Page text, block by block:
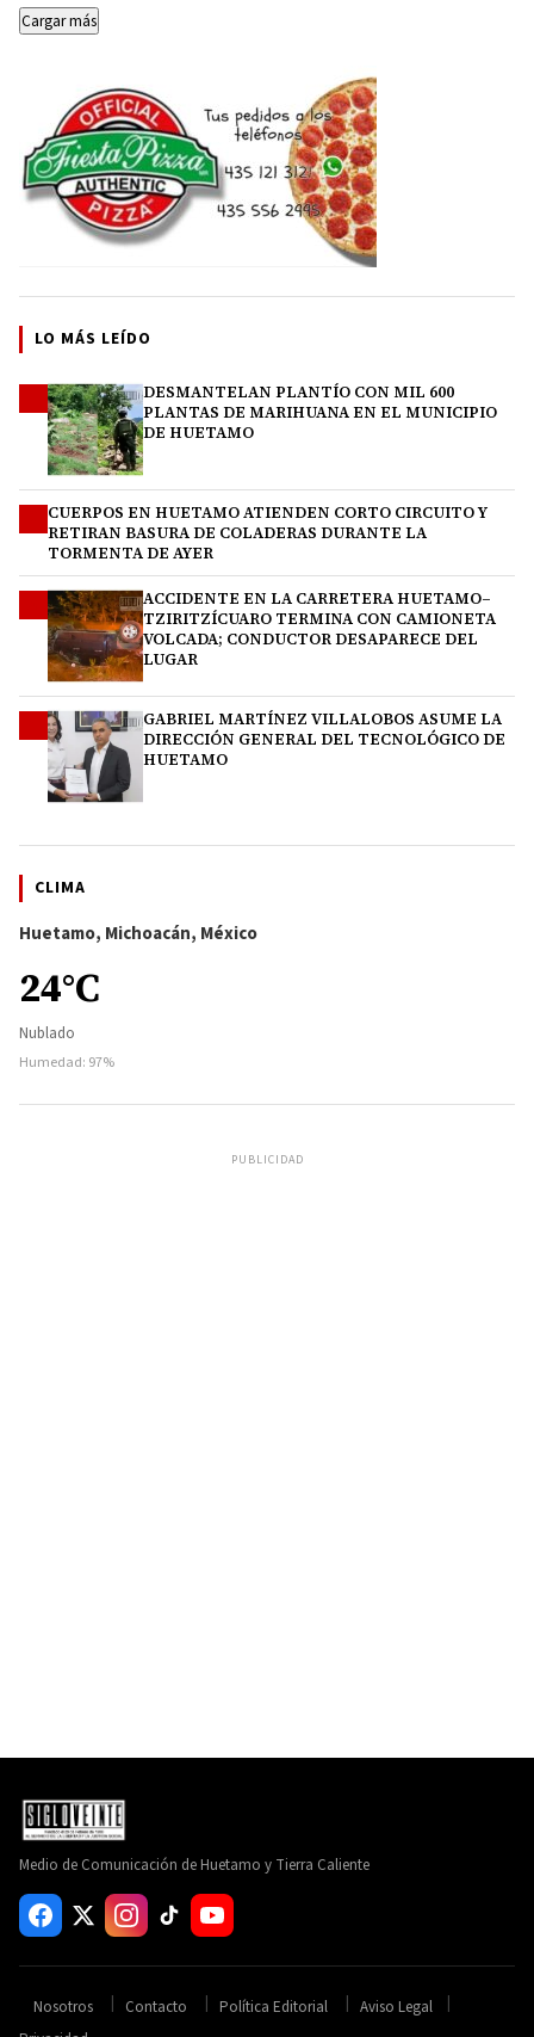
Cargar más
LO MÁS LEÍDO
DESMANTELAN PLANTÍO CON MIL 600
PLANTAS DE MARIHUANA EN EL MUNICIPIO
DE HUETAMO
CUERPOS EN HUETAMO ATIENDEN CORTO CIRCUITO Y
RETIRAN BASURA DE COLADERAS DURANTE LA
TORMENTA DE AYER
ACCIDENTE EN LA CARRETERA HUETAMO–
TZIRITZÍCUARO TERMINA CON CAMIONETA
VOLCADA; CONDUCTOR DESAPARECE DEL
LUGAR
GABRIEL MARTÍNEZ VILLALOBOS ASUME LA
DIRECCIÓN GENERAL DEL TECNOLÓGICO DE
HUETAMO
CLIMA
Huetamo, Michoacán, México
24°C
Nublado
Humedad: 97%
PUBLICIDAD
Medio de Comunicación de Huetamo y Tierra Caliente
Nosotros Contacto Política Editorial
Aviso Legal